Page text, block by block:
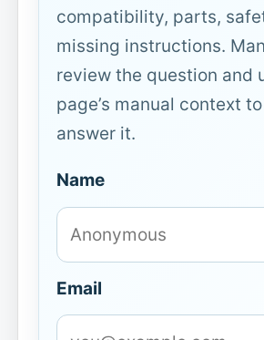
compatibility, parts,
missing instructions.
review the question and
page’s manual context
answer it.
Name
Email